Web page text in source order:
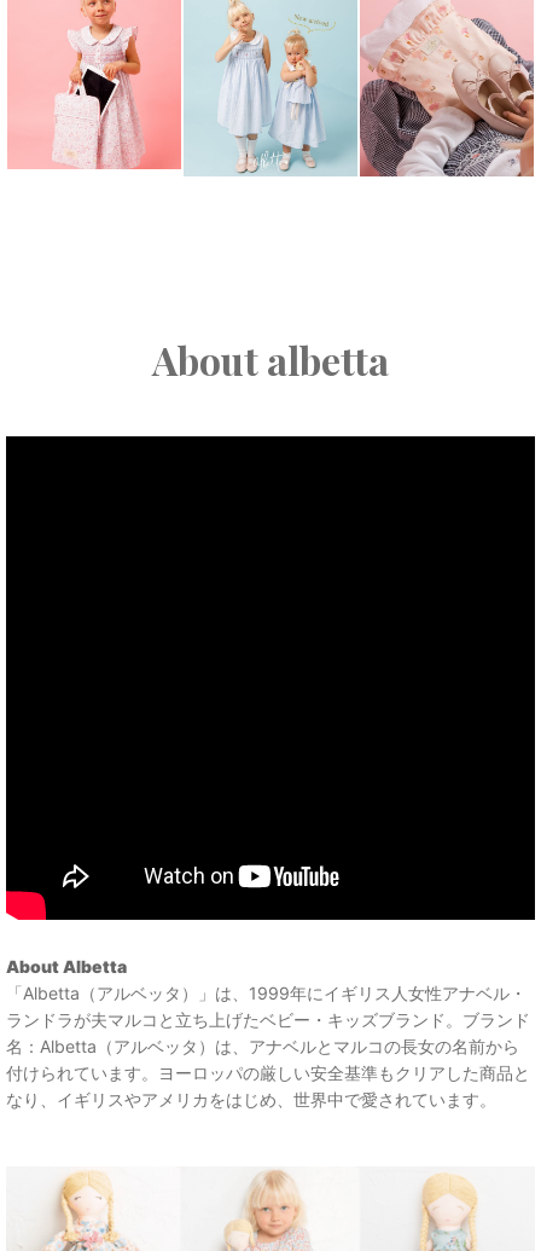
About albetta
About Albetta
「Albetta（アルベッタ）」は、1999年にイギリス人女性アナベル・
ランドラが夫マルコと立ち上げたベビー・キッズブランド。ブランド
名：Albetta（アルベッタ）は、アナベルとマルコの長女の名前から
付けられています。ヨーロッパの厳しい安全基準もクリアした商品と
なり、イギリスやアメリカをはじめ、世界中で愛されています。